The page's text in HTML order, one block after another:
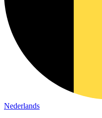
Nederlands